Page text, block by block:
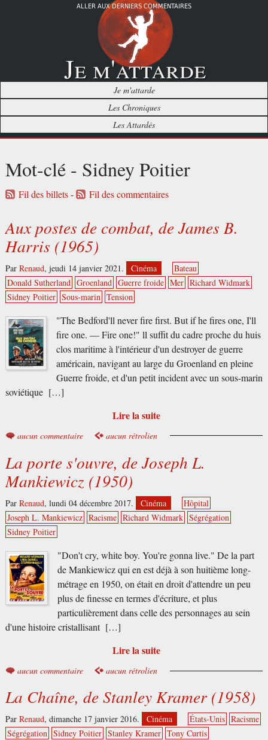
ALLER AUX DERNIERS COMMENTAIRES
Je m'attarde
Je m'attarde
Les Chroniques
Les Attardés
Mot-clé - Sidney Poitier
Fil des billets- Fil des commentaires
Aux postes de combat, de James B.
Harris (1965)
Par Renaud, jeudi 14 janvier 2021. Cinéma
Bateau
Donald Sutherland Groenland Guerre froide Mer Richard Widmark
Sidney Poitier Sous-marin Tension
"The Bedford'll never fire first. But if he fires one, I'll
fire one. — Fire one!" ll suffit du cadre proche du huis
clos maritime à l'intérieur d'un destroyer de guerre
américain, navigant au large du Groenland en pleine
Guerre froide, et d'un petit incident avec un sous-marin
soviétique […]
Lire la suite
aucun commentaire aucun rétrolien
La porte s'ouvre, de Joseph L.
Mankiewicz (1950)
Par Renaud, lundi 04 décembre 2017. Cinéma
Hôpital
Joseph L. Mankiewicz Racisme Richard Widmark Ségrégation
Sidney Poitier
"Don't cry, white boy. You're gonna live." De la part
de Mankiewicz qui en est déjà à son huitième long-
métrage en 1950, on était en droit d'attendre un peu
plus de finesse en termes d'écriture, et plus
particulièrement dans celle des personnages au sein
d'une histoire cristallisant […]
Lire la suite
aucun commentaire aucun rétrolien
La Chaîne, de Stanley Kramer (1958)
Par Renaud, dimanche 17 janvier 2016. Cinéma États-Unis Racisme
Ségrégation Sidney Poitier Stanley Kramer Tony Curtis